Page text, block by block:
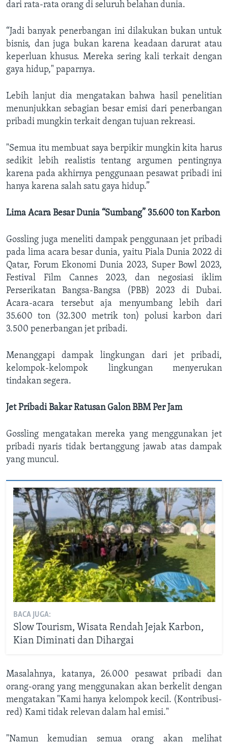
dari rata-rata orang di seluruh belahan dunia.
“Jadi banyak penerbangan ini dilakukan bukan untuk
bisnis, dan juga bukan karena keadaan darurat atau
keperluan khusus. Mereka sering kali terkait dengan
gaya hidup," paparnya.
Lebih lanjut dia mengatakan bahwa hasil penelitian
menunjukkan sebagian besar emisi dari penerbangan
pribadi mungkin terkait dengan tujuan rekreasi.
"Semua itu membuat saya berpikir mungkin kita harus
sedikit lebih realistis tentang argumen pentingnya
karena pada akhirnya penggunaan pesawat pribadi ini
hanya karena salah satu gaya hidup.”
Lima Acara Besar Dunia “Sumbang” 35.600 ton Karbon
Gossling juga meneliti dampak penggunaan jet pribadi
pada lima acara besar dunia, yaitu Piala Dunia 2022 di
Qatar, Forum Ekonomi Dunia 2023, Super Bowl 2023,
Festival Film Cannes 2023, dan negosiasi iklim
Perserikatan Bangsa-Bangsa (PBB) 2023 di Dubai.
Acara-acara tersebut aja menyumbang lebih dari
35.600 ton (32.300 metrik ton) polusi karbon dari
3.500 penerbangan jet pribadi.
Menanggapi dampak lingkungan dari jet pribadi,
kelompok-kelompok lingkungan menyerukan
tindakan segera.
Jet Pribadi Bakar Ratusan Galon BBM Per Jam
Gossling mengatakan mereka yang menggunakan jet
pribadi nyaris tidak bertanggung jawab atas dampak
yang muncul.
BACA JUGA:
Slow Tourism, Wisata Rendah Jejak Karbon,
Kian Diminati dan Dihargai
Masalahnya, katanya, 26.000 pesawat pribadi dan
orang-orang yang menggunakan akan berkelit dengan
mengatakan "Kami hanya kelompok kecil. (Kontribusi-
red) Kami tidak relevan dalam hal emisi."
"Namun kemudian semua orang akan melihat